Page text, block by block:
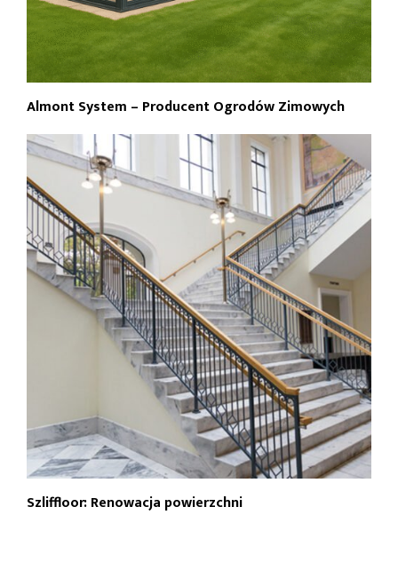
Almont System – Producent Ogrodów Zimowych
Szliffloor: Renowacja powierzchni